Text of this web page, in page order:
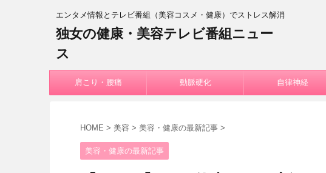
エンタメ情報とテレビ番組（美容コスメ・健康）でストレス解消
独女の健康・美容テレビ番組ニュー
ス
肩こり・腰痛 動脈硬化 自律神経
HOME > 美容 > 美容・健康の最新記事 >
美容・健康の最新記事